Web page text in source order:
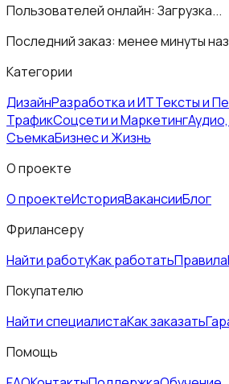
Пользователей онлайн: Загрузка...
Последний заказ: менее минуты
Категории
ДизайнРазработка и ИТТексты и
ТрафикСоцсети и Маркетинг
СъемкаБизнес и Жизнь
О проекте
О проектеИсторияВакансииБлог
Фрилансеру
Найти работуКак работатьПравила
Покупателю
Найти специалистаКак заказать
Помощь